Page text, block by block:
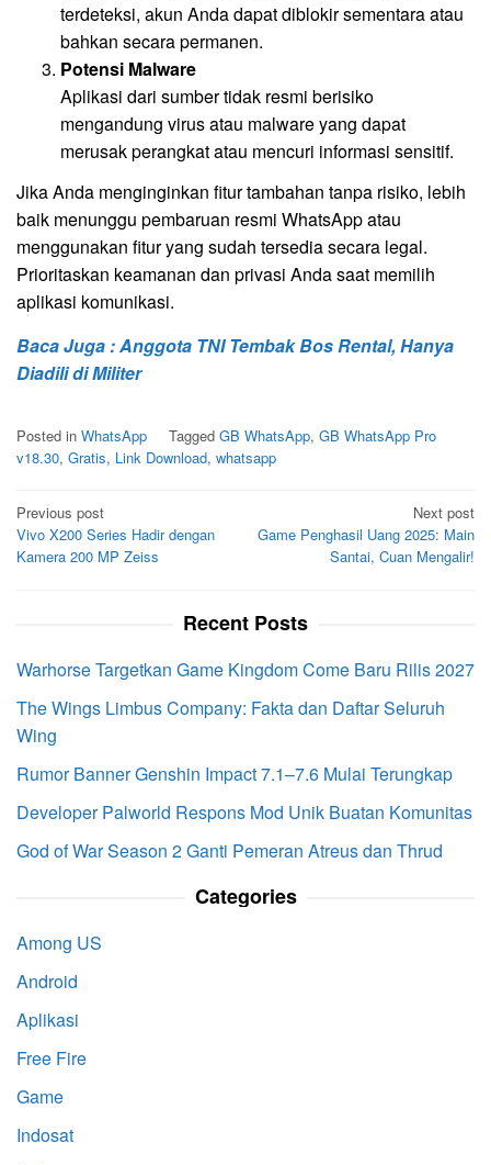
terdeteksi, akun Anda dapat diblokir sementara atau
bahkan secara permanen.
Potensi Malware
Aplikasi dari sumber tidak resmi berisiko
mengandung virus atau malware yang dapat
merusak perangkat atau mencuri informasi sensitif.
Jika Anda menginginkan fitur tambahan tanpa risiko, lebih
baik menunggu pembaruan resmi WhatsApp atau
menggunakan fitur yang sudah tersedia secara legal.
Prioritaskan keamanan dan privasi Anda saat memilih
aplikasi komunikasi.
Baca Juga : Anggota TNI Tembak Bos Rental, Hanya
Diadili di Militer
Posted in WhatsApp Tagged GB WhatsApp, GB WhatsApp Pro
v18.30, Gratis, Link Download, whatsapp
Post
navigation
Previous post
Vivo X200 Series Hadir dengan
Kamera 200 MP Zeiss
Next post
Game Penghasil Uang 2025: Main
Santai, Cuan Mengalir!
Recent Posts
Warhorse Targetkan Game Kingdom Come Baru Rilis 2027
The Wings Limbus Company: Fakta dan Daftar Seluruh
Wing
Rumor Banner Genshin Impact 7.1–7.6 Mulai Terungkap
Developer Palworld Respons Mod Unik Buatan Komunitas
God of War Season 2 Ganti Pemeran Atreus dan Thrud
Categories
Among US
Android
Aplikasi
Free Fire
Game
Indosat